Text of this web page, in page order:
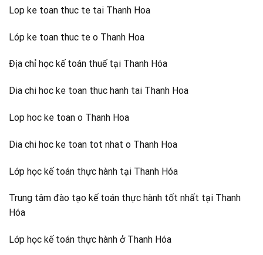
Lop ke toan thuc te tai Thanh Hoa
Lóp ke toan thuc te o Thanh Hoa
Địa chỉ học kế toán thuế tại Thanh Hóa
Dia chi hoc ke toan thuc hanh tai Thanh Hoa
Lop hoc ke toan o Thanh Hoa
Dia chi hoc ke toan tot nhat o Thanh Hoa
Lớp học kế toán thực hành tại Thanh Hóa
Trung tâm đào tạo kế toán thực hành tốt nhất tại Thanh
Hóa
Lớp học kế toán thực hành ở Thanh Hóa